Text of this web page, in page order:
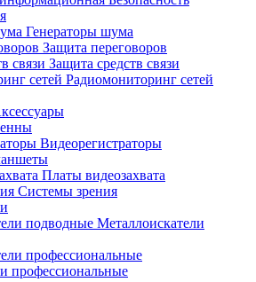
Генераторы шума
Защита переговоров
Защита средств связи
Радиомониторинг сетей
Видеорегистраторы
Платы видеозахвата
Системы зрения
Металлоискатели
профессиональные